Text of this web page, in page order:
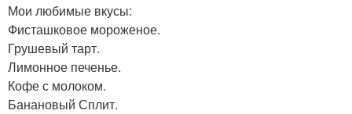
Мои любимые вкусы:
Фисташковое мороженое.
Грушевый тарт.
Лимонное печенье.
Кофе с молоком.
Банановый Сплит.